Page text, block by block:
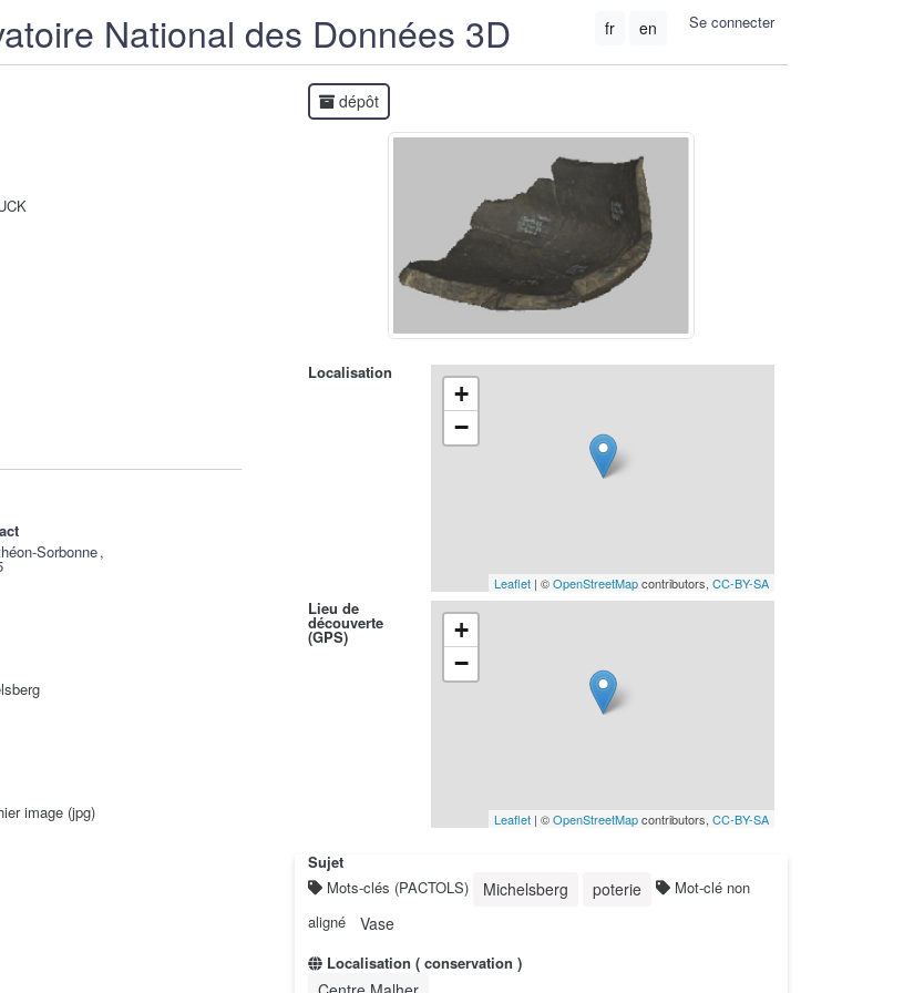
National des Données 3D Se connecter
fr en
Sorbonne,
image (jpg)
dépôt
Localisation
+
−
Leaflet | ©OpenStreetMapcontributors, CC-BY-SA
Lieu de
découverte
(GPS)
+
−
Leaflet | ©OpenStreetMapcontributors, CC-BY-SA
Sujet
Mots-clés (PACTOLS)
Michelsberg poterie
Mot-clé non
aligné
Vase
Localisation ( conservation )